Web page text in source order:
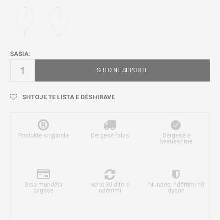
SASIA:
SHTO NË SHPORTË
SHTOJE TE LISTA E DËSHIRAVE
Produkte origjinale Dërgesë falas
Dërgesë e
besueshme
Disa mundësi
pagese
Kohë 30 ditore
ndërrimi
Mundësi ndërrimi në
dyqan